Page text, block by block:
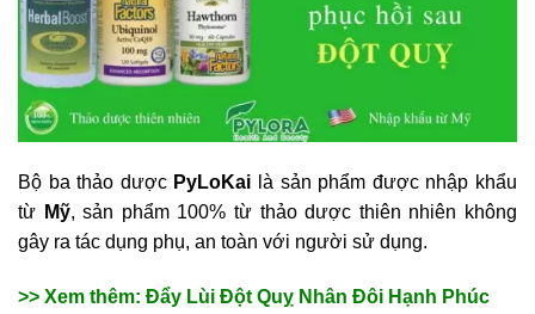
Bộ ba thảo dược PyLoKai là sản phẩm được nhập khẩu
từ Mỹ, sản phẩm 100% từ thảo dược thiên nhiên không
gây ra tác dụng phụ, an toàn với người sử dụng.
>> Xem thêm: Đẩy Lùi Đột Quỵ Nhân Đôi Hạnh Phúc